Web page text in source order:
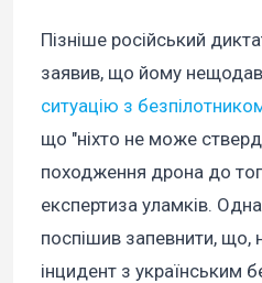
Пізніше російський
заявив, що йому
ситуацію з
що "ніхто не може
походження дрона до
експертиза уламків.
поспішив запевнити, що,
інцидент з українським